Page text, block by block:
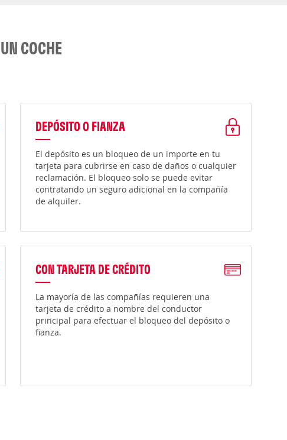
COCHE
DEPÓSITO O FIANZA
El depósito es un bloqueo de un importe en tu
tarjeta para cubrirse en caso de daños o cualquier
reclamación. El bloqueo solo se puede evitar
contratando un seguro adicional en la compañía
de alquiler.
CON TARJETA DE CRÉDITO
La mayoría de las compañías requieren una
tarjeta de crédito a nombre del conductor
principal para efectuar el bloqueo del depósito o
fianza.